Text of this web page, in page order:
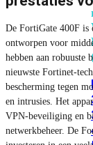
De FortiGate 400F is
ontworpen voor
hebben aan robuuste
nieuwste Fortinet-
bescherming tegen
en intrusies. Het
VPN-beveiliging en
netwerkbeheer. De